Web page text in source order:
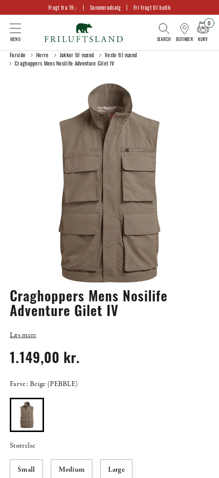
Fragt fra 19,- Sommerudsalg Fri fragt til butik
BUTIKKER KURV
0
Forside Herre Jakker til mænd
Veste til mænd
Craghoppers Mens Nosilife Adventure Gilet IV
Craghoppers Mens Nosilife
Adventure Gilet IV
Læs mere
1.149,00 kr.
Farve: Beige (PEBBLE)
Størrelse
Small Medium Large